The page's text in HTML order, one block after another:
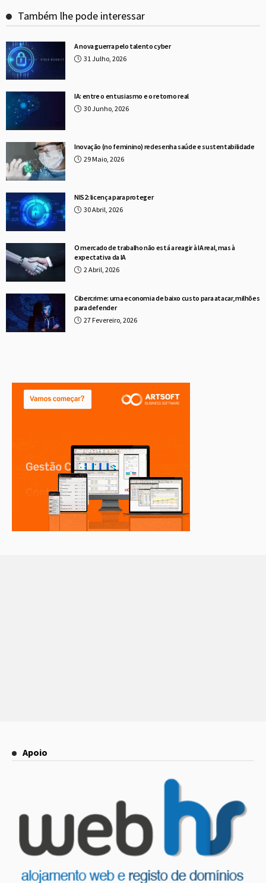
Também lhe pode interessar
A nova guerra pelo talento cyber
31 Julho, 2026
IA: entre o entusiasmo e o retorno real
30 Junho, 2026
Inovação (no feminino) redesenha saúde e sustentabilidade
29 Maio, 2026
NIS2: licença para proteger
30 Abril, 2026
O mercado de trabalho não está a reagir à IA real, mas à
expectativa da IA
2 Abril, 2026
Cibercrime: uma economia de baixo custo para atacar, milhões
para defender
27 Fevereiro, 2026
Apoio